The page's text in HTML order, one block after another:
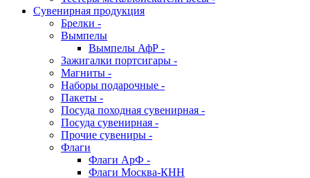
Сувенирная продукция
Брелки -
Вымпелы
Вымпелы АфР -
Зажигалки портсигары -
Магниты -
Наборы подарочные -
Пакеты -
Посуда походная сувенирная -
Посуда сувенирная -
Прочие сувениры -
Флаги
Флаги АрФ -
Флаги Москва-КНН